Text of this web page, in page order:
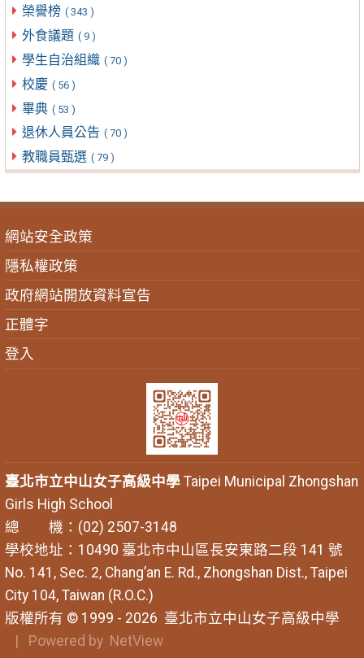
榮譽榜 ( 343 )
外食議題 ( 9 )
學生自治組織 ( 70 )
校慶 ( 56 )
畢典 ( 53 )
退休人員公告 ( 70 )
教職員甄選 ( 79 )
網站安全政策
隱私權政策
政府網站開放資料宣告
正體字
登入
臺北市立中山女子高級中學Taipei Municipal Zhongshan
Girls High School
總 機：(02) 2507-3148
學校地址：10490 臺北市中山區長安東路二段 141 號
No. 141, Sec. 2, Chang’an E. Rd., Zhongshan Dist., Taipei
City 104, Taiwan (R.O.C.)
版權所有 © 1999 - 2026 臺北市立中山女子高級中學
| Powered by NetView